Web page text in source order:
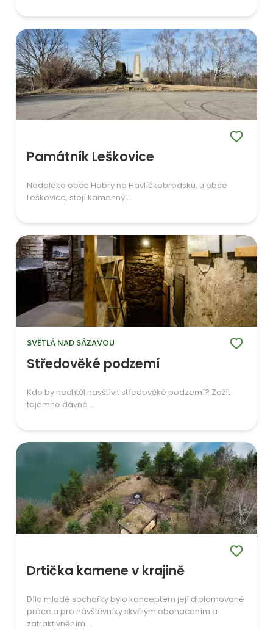
Památník Leškovice
Nedaleko obce Habry na Havlíčkobrodsku, u obce
Leškovice, stojí kamenný ...
SVĚTLÁ NAD SÁZAVOU
Středověké podzemí
Kdo by nechtěl navštívit středověké podzemí? Zažít
tajemno dávné ...
Drtička kamene v krajině
Dílo mladé sochařky bylo konceptem její diplomované
práce a pro návštěvníky skvělým obohacením a
zatraktivněním ...